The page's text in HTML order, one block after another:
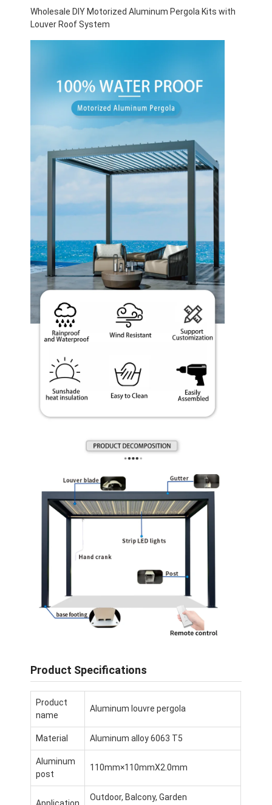
Produkte
Videos
Werksbesichtigung
Qualitätskontrolle
Aluminiumpergola mit Luftschlitzen
Pergola aus einziehbarem Stoff
einziehbare Markise
Wholesale DIY Motorized Aluminum Pergola Kits with
Louver Roof System
Product Specifications
Product
name
Aluminum louvre pergola
Material Aluminum alloy 6063 T5
Aluminum
post
110mm×110mmX2.0mm
Outdoor, Balcony, Garden